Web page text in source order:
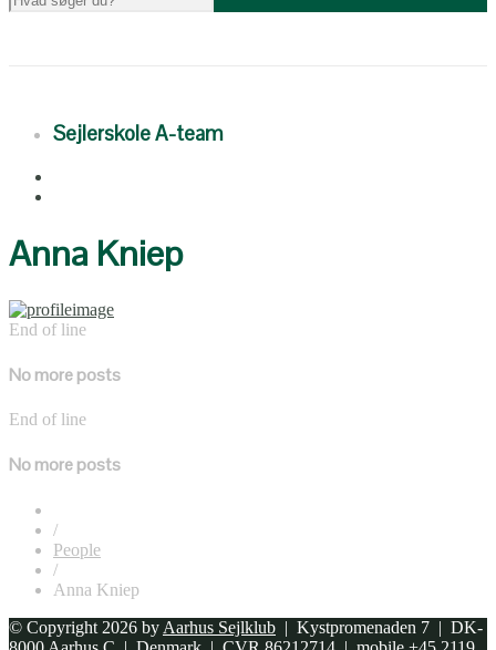
Sejlerskole A-team
Anna Kniep
End of line
No more posts
End of line
No more posts
/
People
/
Anna Kniep
© Copyright 2026 by Aarhus Sejlklub | Kystpromenaden 7 | DK-